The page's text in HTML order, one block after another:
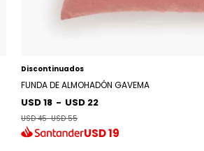
Discontinuados
FUNDA DE ALMOHADÓN GAVEMA
USD 18 - USD 22
USD 45-USD 55
USD19